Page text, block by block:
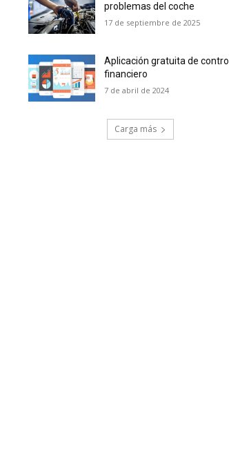
problemas del coche
17 de septiembre de 2025
Aplicación gratuita de control
financiero
7 de abril de 2024
Carga más